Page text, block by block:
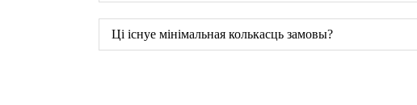
Ці існуе мінімальная колькасць замовы?